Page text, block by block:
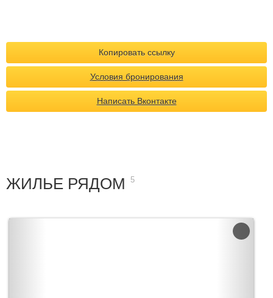
Копировать ссылку
Условия бронирования
Написать Вконтакте
ЖИЛЬЕ РЯДОМ 5